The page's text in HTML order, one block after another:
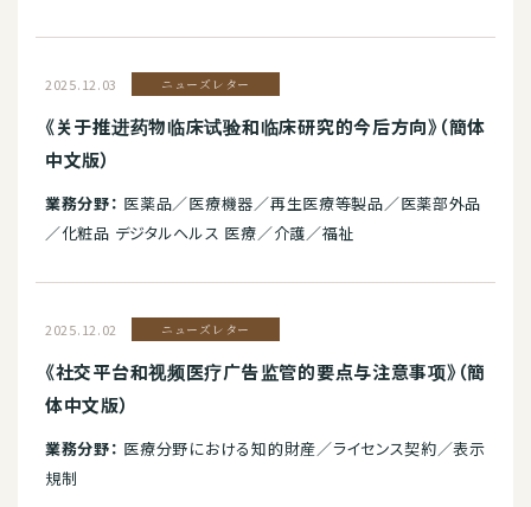
2025.12.03 ニューズレター
《关于推进药物临床试验和临床研究的今后方向》（簡体
中文版）
業務分野： 医薬品／医療機器／再生医療等製品／医薬部外品
／化粧品 デジタルヘルス 医療／介護／福祉
2025.12.02 ニューズレター
《社交平台和视频医疗广告监管的要点与注意事项》（簡
体中文版）
業務分野： 医療分野における知的財産／ライセンス契約／表示
規制